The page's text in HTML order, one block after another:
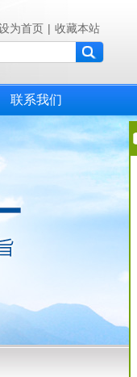
为首页 | 收藏本站
联系我们